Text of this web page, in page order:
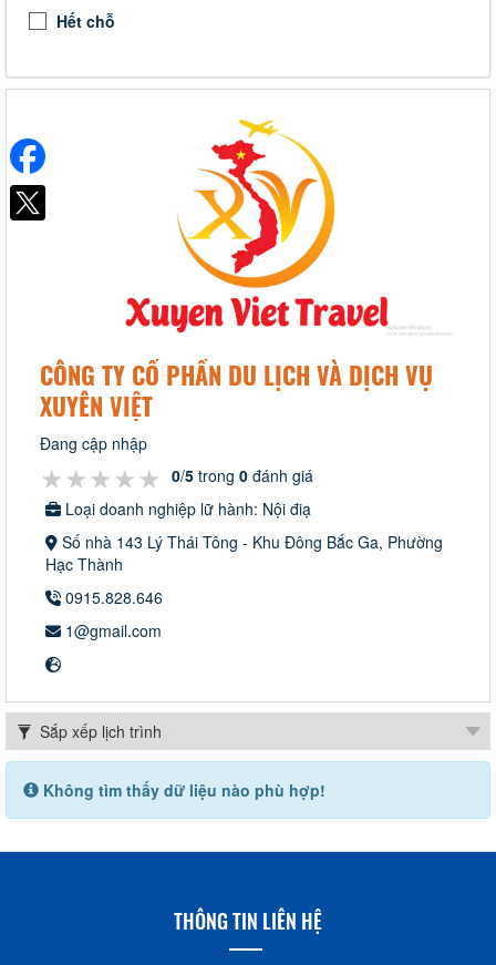
Hết chỗ
CÔNG TY CỔ PHẦN DU LỊCH VÀ DỊCH VỤ
XUYÊN VIỆT
Đang cập nhập
★★★★★
★★★★★
★★★★★ 0/5 trong 0 đánh giá
Loại doanh nghiệp lữ hành: Nội điạ
Số nhà 143 Lý Thái Tông - Khu Đông Bắc Ga, Phường
Hạc Thành
0915.828.646
1@gmail.com
Không tìm thấy dữ liệu nào phù hợp!
THÔNG TIN LIÊN HỆ